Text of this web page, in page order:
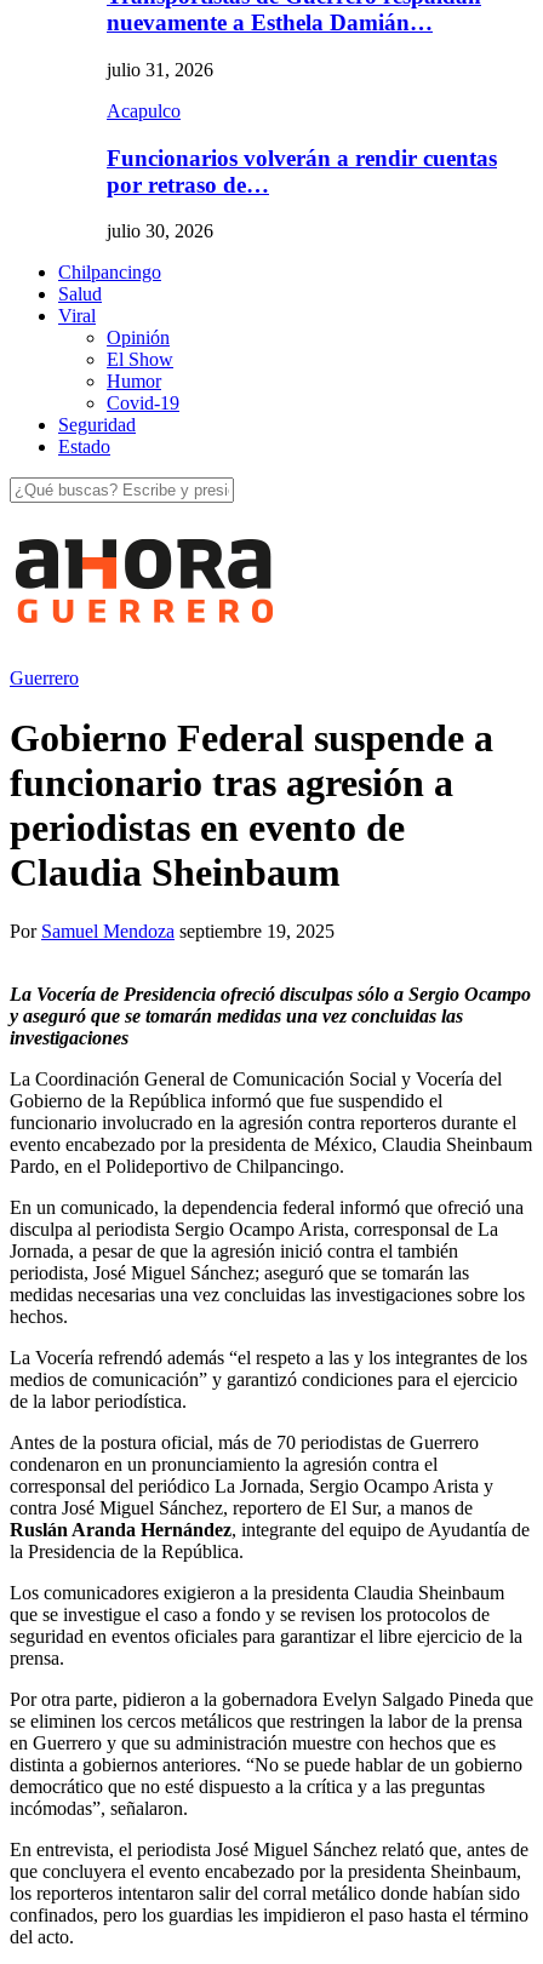
nuevamente a Esthela Damián…
julio 31, 2026
Acapulco
Funcionarios volverán a rendir cuentas
por retraso de…
julio 30, 2026
Chilpancingo
Salud
Viral
Opinión
El Show
Humor
Covid-19
Seguridad
Estado
Guerrero
Gobierno Federal suspende a
funcionario tras agresión a
periodistas en evento de
Claudia Sheinbaum
Por Samuel Mendoza septiembre 19, 2025
La Vocería de Presidencia ofreció disculpas sólo a Sergio Ocampo
y aseguró que se tomarán medidas una vez concluidas las
investigaciones
La Coordinación General de Comunicación Social y Vocería del
Gobierno de la República informó que fue suspendido el
funcionario involucrado en la agresión contra reporteros durante el
evento encabezado por la presidenta de México, Claudia Sheinbaum
Pardo, en el Polideportivo de Chilpancingo.
En un comunicado, la dependencia federal informó que ofreció una
disculpa al periodista Sergio Ocampo Arista, corresponsal de La
Jornada, a pesar de que la agresión inició contra el también
periodista, José Miguel Sánchez; aseguró que se tomarán las
medidas necesarias una vez concluidas las investigaciones sobre los
hechos.
La Vocería refrendó además “el respeto a las y los integrantes de los
medios de comunicación” y garantizó condiciones para el ejercicio
de la labor periodística.
Antes de la postura oficial, más de 70 periodistas de Guerrero
condenaron en un pronunciamiento la agresión contra el
corresponsal del periódico La Jornada, Sergio Ocampo Arista y
contra José Miguel Sánchez, reportero de El Sur, a manos de
Ruslán Aranda Hernández, integrante del equipo de Ayudantía de
la Presidencia de la República.
Los comunicadores exigieron a la presidenta Claudia Sheinbaum
que se investigue el caso a fondo y se revisen los protocolos de
seguridad en eventos oficiales para garantizar el libre ejercicio de la
prensa.
Por otra parte, pidieron a la gobernadora Evelyn Salgado Pineda que
se eliminen los cercos metálicos que restringen la labor de la prensa
en Guerrero y que su administración muestre con hechos que es
distinta a gobiernos anteriores. “No se puede hablar de un gobierno
democrático que no esté dispuesto a la crítica y a las preguntas
incómodas”, señalaron.
En entrevista, el periodista José Miguel Sánchez relató que, antes de
que concluyera el evento encabezado por la presidenta Sheinbaum,
los reporteros intentaron salir del corral metálico donde habían sido
confinados, pero los guardias les impidieron el paso hasta el término
del acto.